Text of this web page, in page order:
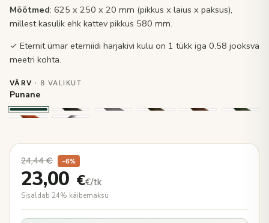
Mõõtmed: 625 x 250 x 20 mm (pikkus x laius x paksus),
millest kasulik ehk kattev pikkus 580 mm.
✓ Eternit ümar eterniidi harjakivi kulu on 1 tükk iga 0.58 jooksva
meetri kohta.
VÄRV · 8 VALIKUT
Punane
24,44€ −6%
23,00 €€/tk
Sisaldab 24% käibemaksu